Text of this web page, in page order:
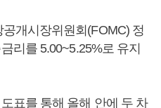
개시장위원회(FOMC) 정
리를 5.00~5.25%로 유지
표를 통해 올해 안에 두 차